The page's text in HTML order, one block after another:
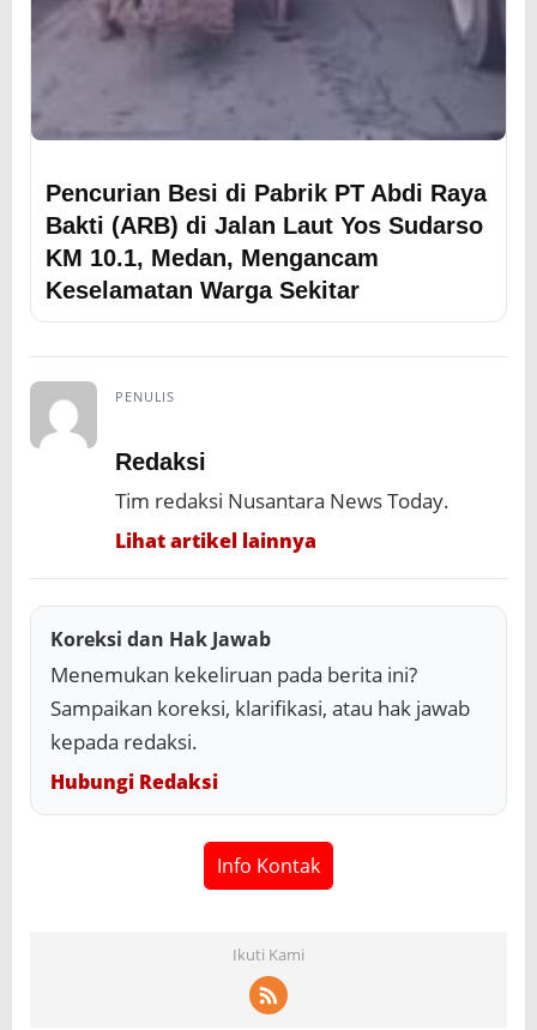
Pencurian Besi di Pabrik PT Abdi Raya
Bakti (ARB) di Jalan Laut Yos Sudarso
KM 10.1, Medan, Mengancam
Keselamatan Warga Sekitar
PENULIS
Redaksi
Tim redaksi Nusantara News Today.
Lihat artikel lainnya
Koreksi dan Hak Jawab
Menemukan kekeliruan pada berita ini?
Sampaikan koreksi, klarifikasi, atau hak jawab
kepada redaksi.
Hubungi Redaksi
Info Kontak
Ikuti Kami